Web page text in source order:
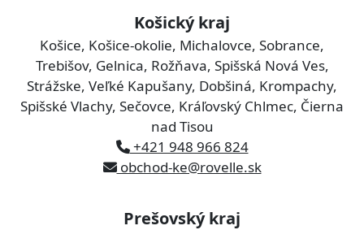
Košický kraj
Košice, Košice-okolie, Michalovce, Sobrance,
Trebišov, Gelnica, Rožňava, Spišská Nová Ves,
Strážske, Veľké Kapušany, Dobšiná, Krompachy,
Spišské Vlachy, Sečovce, Kráľovský Chlmec, Čierna
nad Tisou
+421 948 966 824
obchod-ke@rovelle.sk
Prešovský kraj